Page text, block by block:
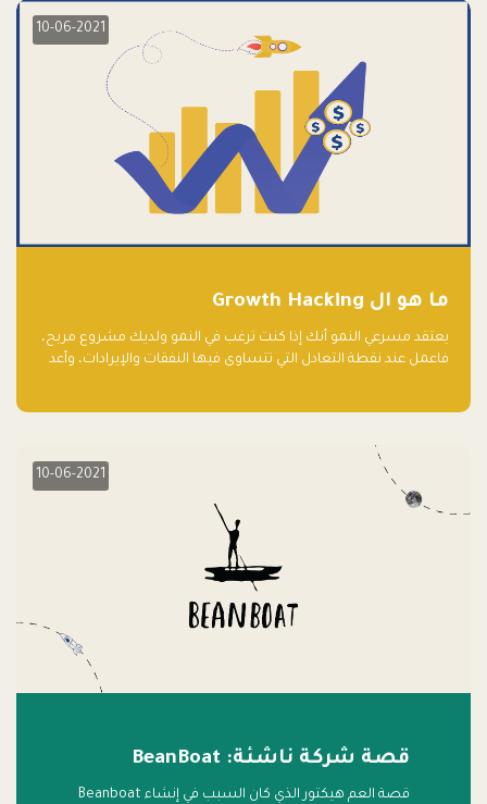
10-06-2021
ما هو ال Growth Hacking
يعتقد مسرعي النمو أنك إذا كنت ترغب في النمو ولديك مشروع مربح،
فاعمل عند نقطة التعادل التي تتساوى فيها النفقات والإيرادات، وأعد
10-06-2021
قصة شركة ناشئة: BeanBoat
قصة العم هيكتور الذي كان السبب في إنشاء Beanboat